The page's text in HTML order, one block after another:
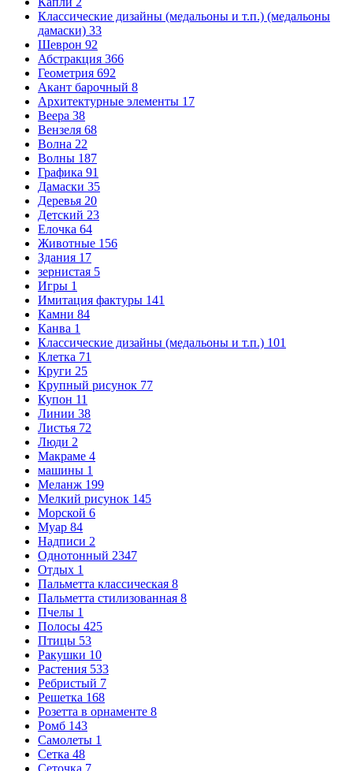
Классические дизайны (медальоны и т.п.) (медальоны
дамаски) 33
Шеврон 92
Абстракция 366
Геометрия 692
Акант барочный 8
Архитектурные элементы 17
Веера 38
Вензеля 68
Волна 22
Волны 187
Графика 91
Дамаски 35
Деревья 20
Детский 23
Елочка 64
Животные 156
Здания 17
зернистая 5
Игры 1
Имитация фактуры 141
Камни 84
Канва 1
Классические дизайны (медальоны и т.п.) 101
Клетка 71
Круги 25
Крупный рисунок 77
Купон 11
Линии 38
Листья 72
Люди 2
Макраме 4
машины 1
Меланж 199
Мелкий рисунок 145
Морской 6
Муар 84
Надписи 2
Однотонный 2347
Отдых 1
Пальметта классическая 8
Пальметта стилизованная 8
Пчелы 1
Полосы 425
Птицы 53
Ракушки 10
Растения 533
Ребристый 7
Решетка 168
Розетта в орнаменте 8
Ромб 143
Самолеты 1
Сетка 48
Сеточка 7